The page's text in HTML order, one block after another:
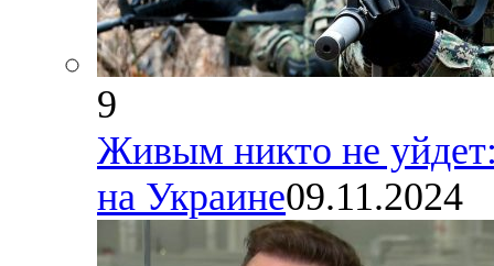
9
Живым никто не
на Украине09.11.2024